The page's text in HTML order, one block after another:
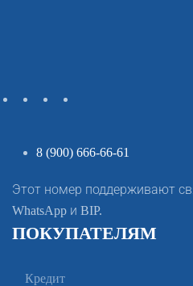
8 (900) 666-66-61
Этот номер поддерживают
WhatsApp и BIP.
ПОКУПАТЕЛЯМ
Кредит